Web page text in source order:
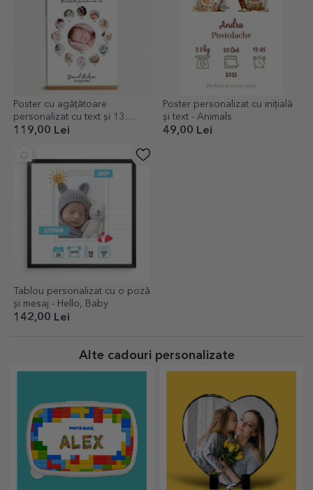
Poster cu agățătoare
personalizat cu text și 13
fotografii - Un an de fericire
119,00 Lei
Poster personalizat cu inițială
și text - Animals
49,00 Lei
Tablou personalizat cu o poză
și mesaj - Hello, Baby
142,00 Lei
Alte cadouri personalizate